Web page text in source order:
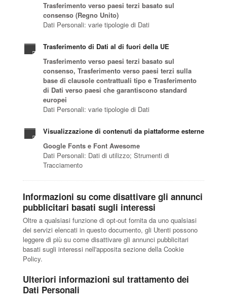
Trasferimento verso paesi terzi basato sul
consenso (Regno Unito)
Dati Personali: varie tipologie di Dati
Trasferimento di Dati al di fuori della UE
Trasferimento verso paesi terzi basato sul
consenso, Trasferimento verso paesi terzi sulla
base di clausole contrattuali tipo e Trasferimento
di Dati verso paesi che garantiscono standard
europei
Dati Personali: varie tipologie di Dati
Visualizzazione di contenuti da piattaforme esterne
Google Fonts e Font Awesome
Dati Personali: Dati di utilizzo; Strumenti di
Tracciamento
Informazioni su come disattivare gli annunci
pubblicitari basati sugli interessi
Oltre a qualsiasi funzione di opt-out fornita da uno qualsiasi
dei servizi elencati in questo documento, gli Utenti possono
leggere di più su come disattivare gli annunci pubblicitari
basati sugli interessi nell'apposita sezione della Cookie
Policy.
Ulteriori informazioni sul trattamento dei
Dati Personali